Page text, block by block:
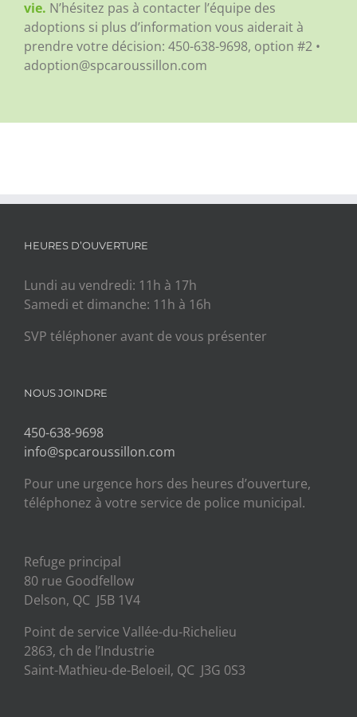
vie. N’hésitez pas à contacter l’équipe des
adoptions si plus d’information vous aiderait à
prendre votre décision: 450-638-9698, option #2 •
adoption@spcaroussillon.com
HEURES D’OUVERTURE
Lundi au vendredi: 11h à 17h
Samedi et dimanche: 11h à 16h
SVP téléphoner avant de vous présenter
NOUS JOINDRE
450-638-9698
info@spcaroussillon.com
Pour une urgence hors des heures d’ouverture,
téléphonez à votre service de police municipal.
Refuge principal
80 rue Goodfellow
Delson, QC J5B 1V4
Point de service Vallée-du-Richelieu
2863, ch de l’Industrie
Saint-Mathieu-de-Beloeil, QC J3G 0S3